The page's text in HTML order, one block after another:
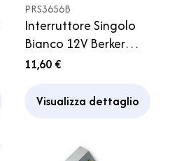
PRS3656B
Interruttore Singolo
Bianco 12V Berker
Bianco Bagno
11,60 €
Visualizza dettaglio